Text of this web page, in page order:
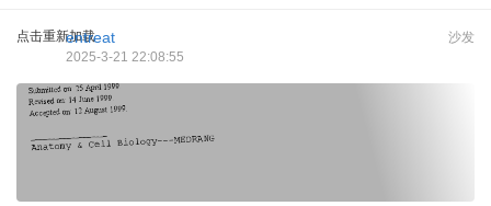
点击重新加载 沙发
entreat
2025-3-21 22:08:55